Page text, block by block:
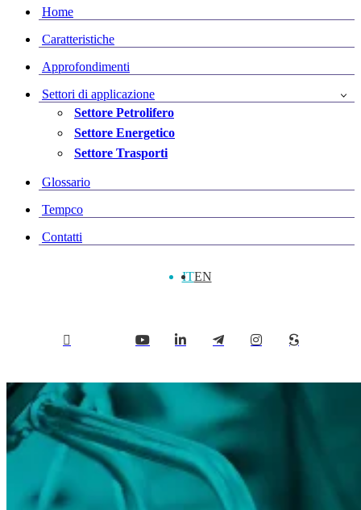
Home
Caratteristiche
Approfondimenti
Settori di applicazione
Settore Petrolifero
Settore Energetico
Settore Trasporti
Glossario
Tempco
Contatti
ITEN